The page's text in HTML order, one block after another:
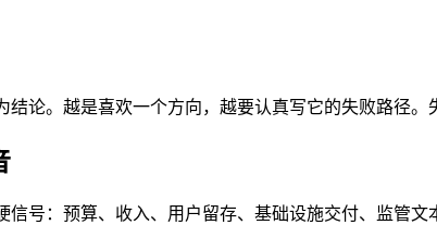
论。越是喜欢一个方向，越要认真写它的失败路径
号：预算、收入、用户留存、基础设施交付、监管